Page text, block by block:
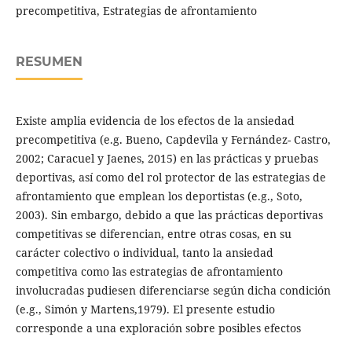
precompetitiva, Estrategias de afrontamiento
RESUMEN
Existe amplia evidencia de los efectos de la ansiedad
precompetitiva (e.g. Bueno, Capdevila y Fernández- Castro,
2002; Caracuel y Jaenes, 2015) en las prácticas y pruebas
deportivas, así como del rol protector de las estrategias de
afrontamiento que emplean los deportistas (e.g., Soto,
2003). Sin embargo, debido a que las prácticas deportivas
competitivas se diferencian, entre otras cosas, en su
carácter colectivo o individual, tanto la ansiedad
competitiva como las estrategias de afrontamiento
involucradas pudiesen diferenciarse según dicha condición
(e.g., Simón y Martens,1979). El presente estudio
corresponde a una exploración sobre posibles efectos